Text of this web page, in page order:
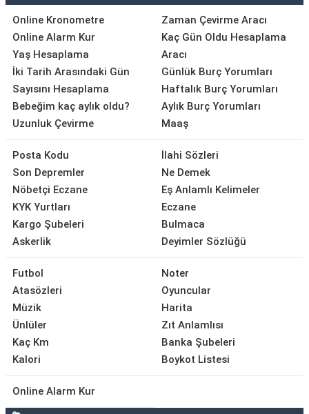
Online Kronometre
Online Alarm Kur
Yaş Hesaplama
İki Tarih Arasındaki Gün
Sayısını Hesaplama
Bebeğim kaç aylık oldu?
Uzunluk Çevirme
Zaman Çevirme Aracı
Kaç Gün Oldu Hesaplama
Aracı
Günlük Burç Yorumları
Haftalık Burç Yorumları
Aylık Burç Yorumları
Maaş
Posta Kodu
Son Depremler
Nöbetçi Eczane
KYK Yurtları
Kargo Şubeleri
Askerlik
İlahi Sözleri
Ne Demek
Eş Anlamlı Kelimeler
Eczane
Bulmaca
Deyimler Sözlüğü
Futbol
Atasözleri
Müzik
Ünlüler
Kaç Km
Kalori
Noter
Oyuncular
Harita
Zıt Anlamlısı
Banka Şubeleri
Boykot Listesi
Online Alarm Kur